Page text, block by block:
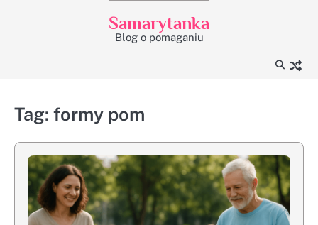
Samarytanka
Blog o pomaganiu
Tag: formy pom